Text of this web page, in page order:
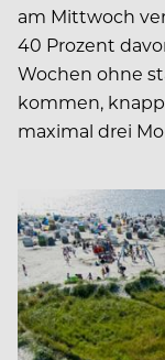
am Mittwoch
40 Prozent
Wochen ohne
kommen,
maximal drei